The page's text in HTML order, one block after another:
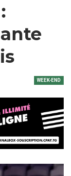
WEEK-END